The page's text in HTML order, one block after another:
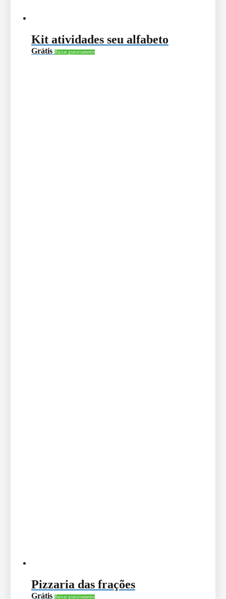
Kit atividades seu alfabeto
Grátis Baixar gratuitamente
Pizzaria das frações
Grátis Baixar gratuitamente